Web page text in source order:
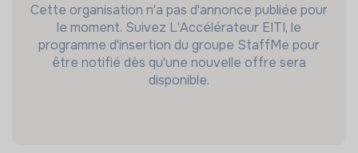
Cette organisation n'a pas d'annonce publiée pour
le moment. Suivez L'Accélérateur EITI, le
programme d'insertion du groupe StaffMe pour
être notifié dès qu'une nouvelle offre sera
disponible.